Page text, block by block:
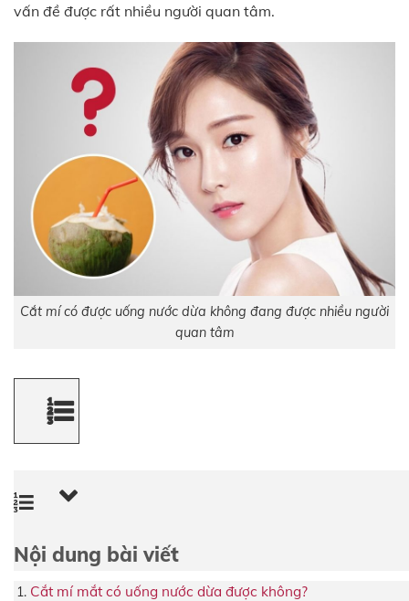
vấn đề được rất nhiều người quan tâm.
Cắt mí có được uống nước dừa không đang được nhiều người
quan tâm
Nội dung bài viết
Cắt mí mắt có uống nước dừa được không?